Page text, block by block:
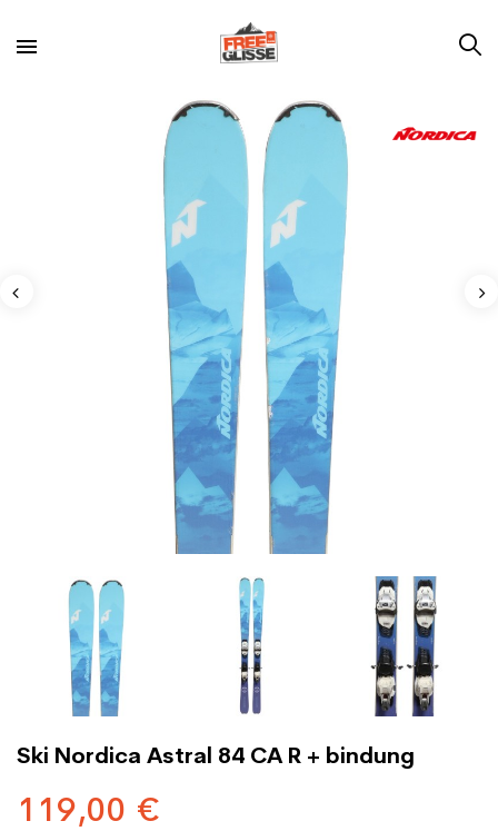
Ski Nordica Astral 84 CA R + bindung
119,00 €